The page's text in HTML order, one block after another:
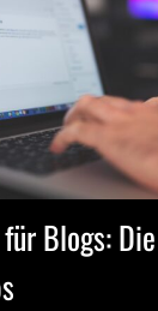
für Blogs: